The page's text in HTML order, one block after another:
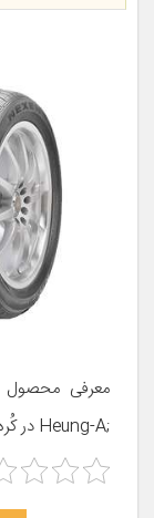
;Heung-A در کُره­ جنوبی تأسیس و در سال 2000 نام […]